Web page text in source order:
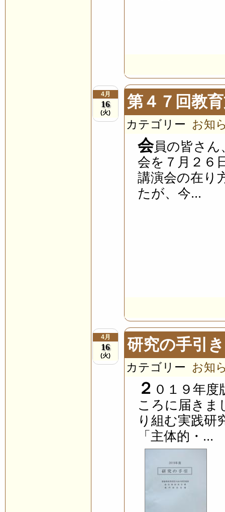
4月
16
(火)
第４７回教
カテゴリー お知
会員の皆さん
会を７月２６
講演会の在り
たが、今...
4月
16
(火)
研究の手引
カテゴリー お知
２ ０１９年
ころに届きま
り組む実践研
「主体的・...